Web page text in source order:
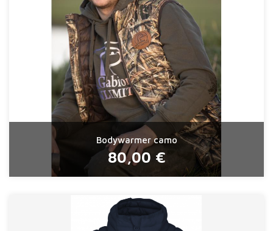
Bodywarmer camo
80,00 €